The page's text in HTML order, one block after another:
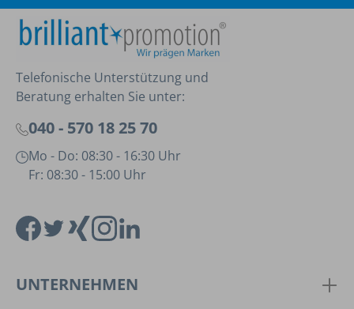
Telefonische Unterstützung und
Beratung erhalten Sie unter:
040 - 570 18 25 70
Mo - Do: 08:30 - 16:30 Uhr
Fr: 08:30 - 15:00 Uhr
UNTERNEHMEN